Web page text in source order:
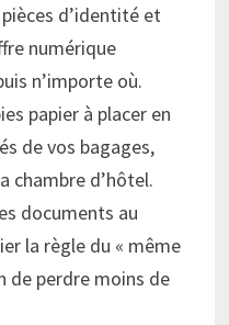
d’identité et
numérique
n’importe où.
papier à placer en
de vos bagages,
chambre d’hôtel.
documents au
la règle du « même
de perdre moins de